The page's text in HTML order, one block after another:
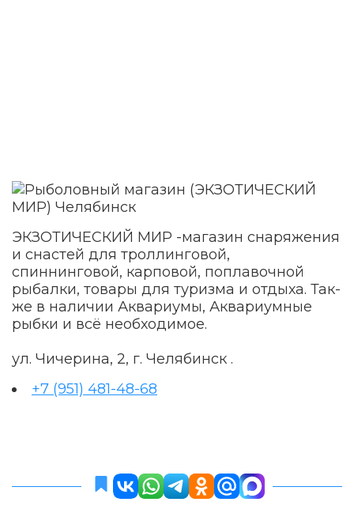
ЭКЗОТИЧЕСКИЙ МИР -магазин снаряжения
и снастей для троллинговой,
спиннинговой, карповой, поплавочной
рыбалки, товары для туризма и отдыха. Так-
же в наличии Аквариумы, Аквариумные
рыбки и всё необходимое.
ул. Чичерина, 2, г. Челябинск .
+7 (951) 481-48-68